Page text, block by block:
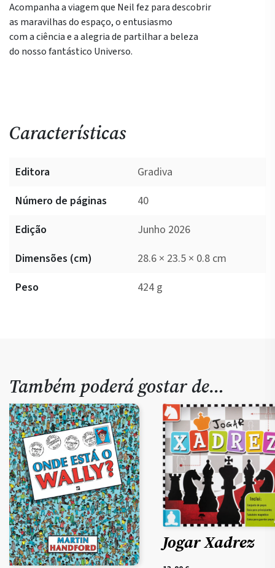
Acompanha a viagem que Neil fez para descobrir
as maravilhas do espaço, o entusiasmo
com a ciência e a alegria de partilhar a beleza
do nosso fantástico Universo.
Características
Editora
Gradiva
Número de páginas
40
Edição
Junho 2026
Dimensões (cm)
28.6 × 23.5 × 0.8 cm
Peso
424 g
Também poderá gostar de…
Jogar Xadrez